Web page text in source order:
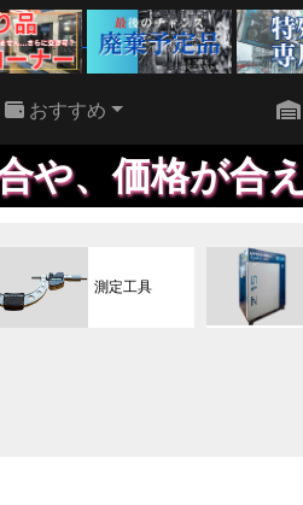
おすすめ
したい機
測定工具